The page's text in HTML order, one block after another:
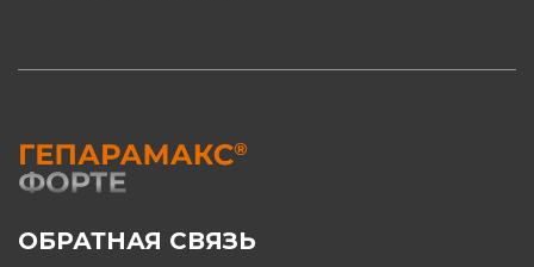
ОБРАТНАЯ СВЯЗЬ